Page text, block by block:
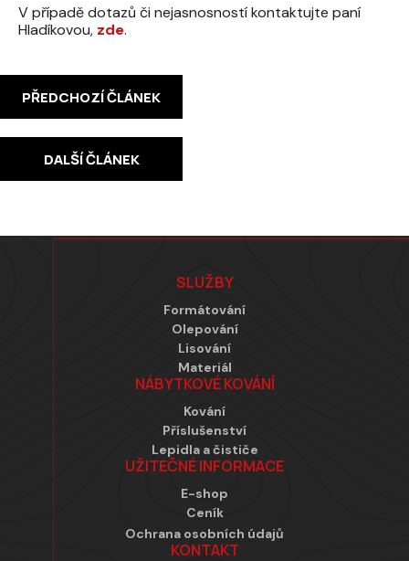
V případě dotazů či nejasnosností kontaktujte paní
Hladíkovou, zde.
PŘEDCHOZÍ ČLÁNEK
DALŠÍ ČLÁNEK
Zápatí
SLUŽBY
Formátování
Olepování
Lisování
Materiál
NÁBYTKOVÉ KOVÁNÍ
Kování
Příslušenství
Lepidla a čističe
UŽITEČNÉ INFORMACE
E-shop
Ceník
Ochrana osobních údajů
KONTAKT